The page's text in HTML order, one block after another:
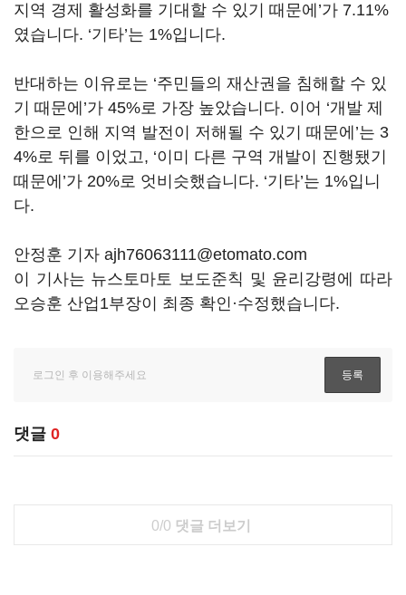
지역 경제 활성화를 기대할 수 있기 때문에’가 7.11%
였습니다. ‘기타’는 1%입니다.
반대하는 이유로는 ‘주민들의 재산권을 침해할 수 있
기 때문에’가 45%로 가장 높았습니다. 이어 ‘개발 제
한으로 인해 지역 발전이 저해될 수 있기 때문에’는 3
4%로 뒤를 이었고, ‘이미 다른 구역 개발이 진행됐기
때문에’가 20%로 엇비슷했습니다. ‘기타’는 1%입니
다.
안정훈 기자 ajh76063111@etomato.com
이 기사는 뉴스토마토 보도준칙 및 윤리강령에 따라
오승훈 산업1부장이 최종 확인·수정했습니다.
댓글 0
0/0 댓글 더보기